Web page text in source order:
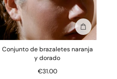
a la bolsa Añadir a la
Conjunto de brazaletes naranja
y dorado
€31.00